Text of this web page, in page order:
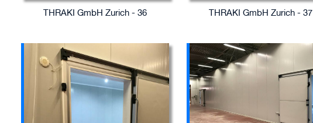
THRAKI GmbH Zurich - 36 THRAKI GmbH Zurich - 37